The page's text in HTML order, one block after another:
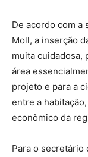
De acordo com a
Moll, a inserção
muita cuidadosa,
área
projeto e para a
entre a
econômico da
Para o secretário